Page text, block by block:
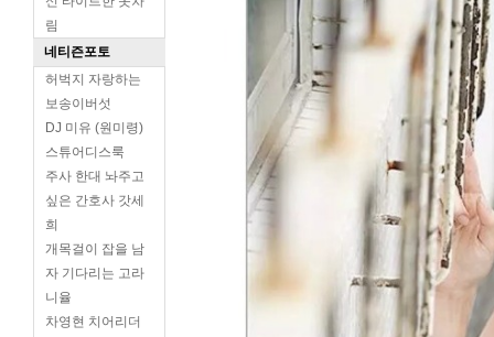
림
네티즌포토
허벅지 자랑하는
보송이버섯
DJ 미유 (원미령)
스튜어디스룩
주사 한대 놔주고
싶은 간호사 갓세
희
개목걸이 잡을 남
자 기다리는 고라
니율
차영현 치어리더